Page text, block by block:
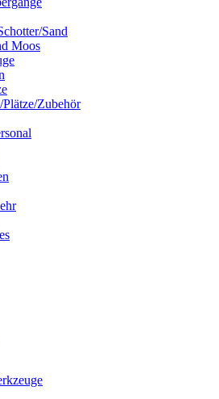
Sand
Moos
Plätze/Zubehör